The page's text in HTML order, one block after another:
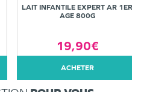
LAIT INFANTILE EXPERT AR 1ER
AGE 800G
19,90€
ACHETER